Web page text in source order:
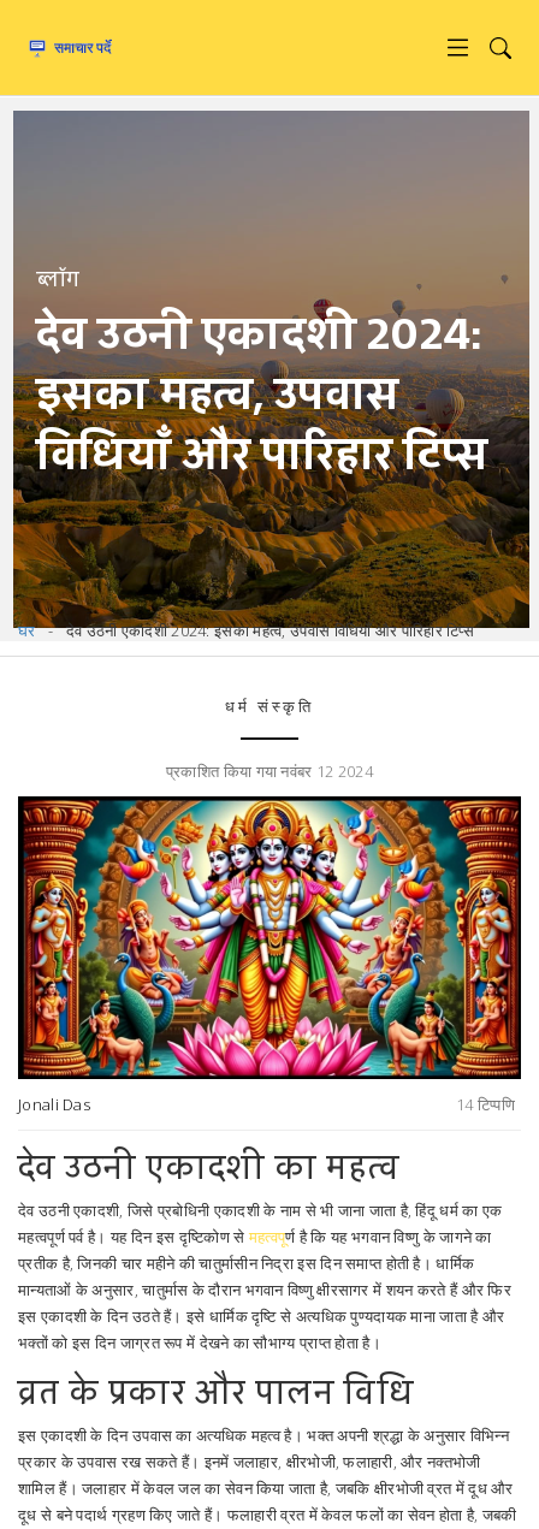
ब्लॉग
देव उठनी एकादशी 2024:
इसका महत्व, उपवास
विधियाँ और पारिहार टिप्स
घर देव उठनी एकादशी 2024: इसका महत्व, उपवास विधियाँ और पारिहार टिप्स
धर्म संस्कृति
प्रकाशित किया गया नवंबर 12 2024
Jonali Das 14 टिप्पणि
देव उठनी एकादशी का महत्व
देव उठनी एकादशी, जिसे प्रबोधिनी एकादशी के नाम से भी जाना जाता है, हिंदू धर्म का एक
महत्वपूर्ण पर्व है। यह दिन इस दृष्टिकोण से महत्वपूर्ण है कि यह भगवान विष्णु के जागने का
प्रतीक है, जिनकी चार महीने की चातुर्मासीन निद्रा इस दिन समाप्त होती है। धार्मिक
मान्यताओं के अनुसार, चातुर्मास के दौरान भगवान विष्णु क्षीरसागर में शयन करते हैं और फिर
इस एकादशी के दिन उठते हैं। इसे धार्मिक दृष्टि से अत्यधिक पुण्यदायक माना जाता है और
भक्तों को इस दिन जाग्रत रूप में देखने का सौभाग्य प्राप्त होता है।
व्रत के प्रकार और पालन विधि
इस एकादशी के दिन उपवास का अत्यधिक महत्व है। भक्त अपनी श्रद्धा के अनुसार विभिन्न
प्रकार के उपवास रख सकते हैं। इनमें जलाहार, क्षीरभोजी, फलाहारी, और नक्तभोजी
शामिल हैं। जलाहार में केवल जल का सेवन किया जाता है, जबकि क्षीरभोजी व्रत में दूध और
दूध से बने पदार्थ ग्रहण किए जाते हैं। फलाहारी व्रत में केवल फलों का सेवन होता है, जबकी